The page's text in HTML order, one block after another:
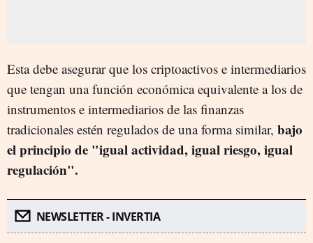
Esta debe asegurar que los criptoactivos e intermediarios
que tengan una función económica equivalente a los de
instrumentos e intermediarios de las finanzas
tradicionales estén regulados de una forma similar, bajo
el principio de "igual actividad, igual riesgo, igual
regulación".
NEWSLETTER - INVERTIA